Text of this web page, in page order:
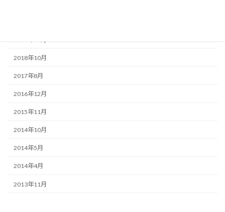
2018年10月
2017年8月
2016年12月
2015年11月
2014年10月
2014年5月
2014年4月
2013年11月